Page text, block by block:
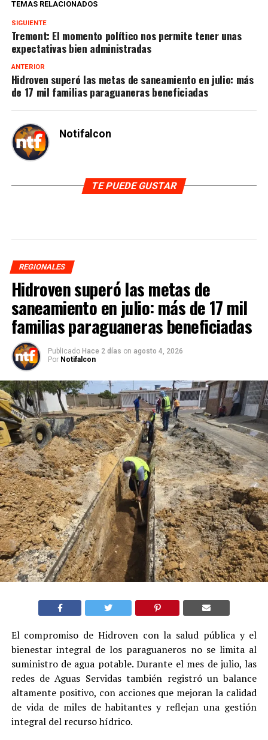
TEMAS RELACIONADOS
SIGUIENTE
Tremont: El momento político nos permite tener unas
expectativas bien administradas
ANTERIOR
Hidroven superó las metas de saneamiento en julio: más
de 17 mil familias paraguaneras beneficiadas
Notifalcon
TE PUEDE GUSTAR
REGIONALES
Hidroven superó las metas de
saneamiento en julio: más de 17 mil
familias paraguaneras beneficiadas
Publicado Hace 2 días on agosto 4, 2026
Por Notifalcon
El compromiso de Hidroven con la salud pública y el
bienestar integral de los paraguaneros no se limita al
suministro de agua potable. Durante el mes de julio, las
redes de Aguas Servidas también registró un balance
altamente positivo, con acciones que mejoran la calidad
de vida de miles de habitantes y reflejan una gestión
integral del recurso hídrico.